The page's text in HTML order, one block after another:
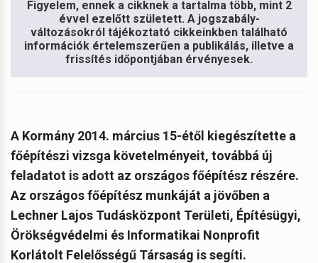
Figyelem, ennek a cikknek a tartalma több, mint 2
évvel ezelőtt született. A jogszabály-
változásokról tájékoztató cikkeinkben található
információk értelemszerűen a publikálás, illetve a
frissítés időpontjában érvényesek.
A Kormány 2014. március 15-étől kiegészítette a
főépítészi vizsga követelményeit, továbbá új
feladatot is adott az országos főépítész részére.
Az országos főépítész munkáját a jövőben a
Lechner Lajos Tudásközpont Területi, Építésügyi,
Örökségvédelmi és Informatikai Nonprofit
Korlátolt Felelősségű Társaság is segíti.